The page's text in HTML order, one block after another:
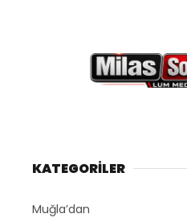
KATEGORİLER
Muğla’dan